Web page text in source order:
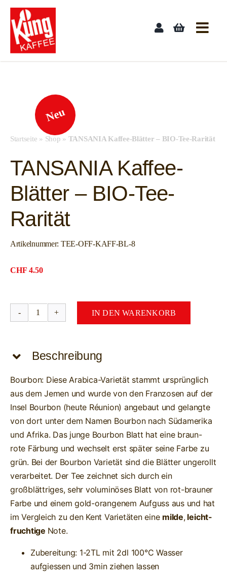
Skip
content
Neu
Startseite » Shop » TANSANIA Kaffee-Blätter – BIO-Tee-Rarität
TANSANIA Kaffee-
Blätter – BIO-Tee-
Rarität
Artikelnummer: TEE-OFF-KAFF-BL-8
CHF 4.50
-
IN DEN WARENKORB
Beschreibung
Bourbon: Diese Arabica-Varietät stammt ursprünglich
aus dem Jemen und wurde von den Franzosen auf der
Insel Bourbon (heute Réunion) angebaut und gelangte
von dort unter dem Namen Bourbon nach Südamerika
und Afrika. Das junge Bourbon Blatt hat eine braun-
rote Färbung und wechselt erst später seine Farbe zu
grün. Bei der Bourbon Varietät sind die Blätter ungerollt
verarbeitet. Der Tee zeichnet sich durch ein
großblättriges, sehr voluminöses Blatt von rot-brauner
Farbe und einem gold-orangenem Aufguss aus und hat
im Vergleich zu den Kent Varietäten eine milde,leicht-
fruchtige Note.
Zubereitung: 1-2TL mit 2dl 100°C Wasser
aufgiessen und 3min ziehen lassen